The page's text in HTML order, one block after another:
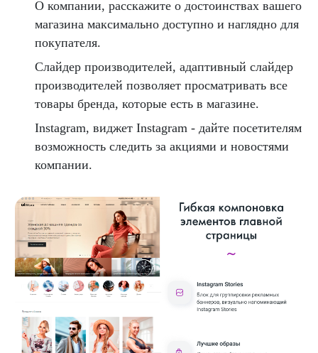
О компании, расскажите о достоинствах вашего
магазина максимально доступно и наглядно для
покупателя.
Слайдер производителей, адаптивный слайдер
производителей позволяет просматривать все
товары бренда, которые есть в магазине.
Instagram, виджет Instagram - дайте посетителям
возможность следить за акциями и новостями
компании.